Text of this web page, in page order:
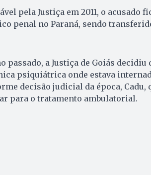
pela Justiça em 2011, o acusado
penal no Paraná, sendo
passado, a Justiça de Goiás decidiu
psiquiátrica onde estava
decisão judicial da época,
para o tratamento ambulatorial.